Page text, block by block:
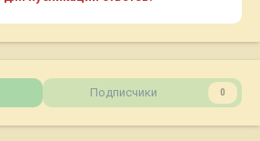
Подписчики 0